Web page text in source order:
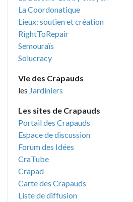
La Coordonatique
Lieux: soutien et création
RightToRepair
Semouraïs
Solucracy
Vie des Crapauds
les Jardiniers
Les sites de Crapauds
Portail des Crapauds
Espace de discussion
Forum des Idées
CraTube
Crapad
Carte des Crapauds
Liste de diffusion